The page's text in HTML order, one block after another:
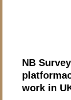
NB
work in